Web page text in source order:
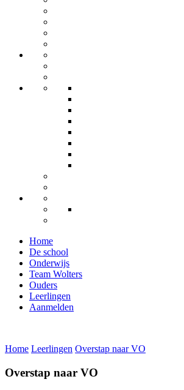
Home
De school
Onderwijs
Team Wolters
Ouders
Leerlingen
Aanmelden
Home Leerlingen Overstap naar VO
Overstap naar VO